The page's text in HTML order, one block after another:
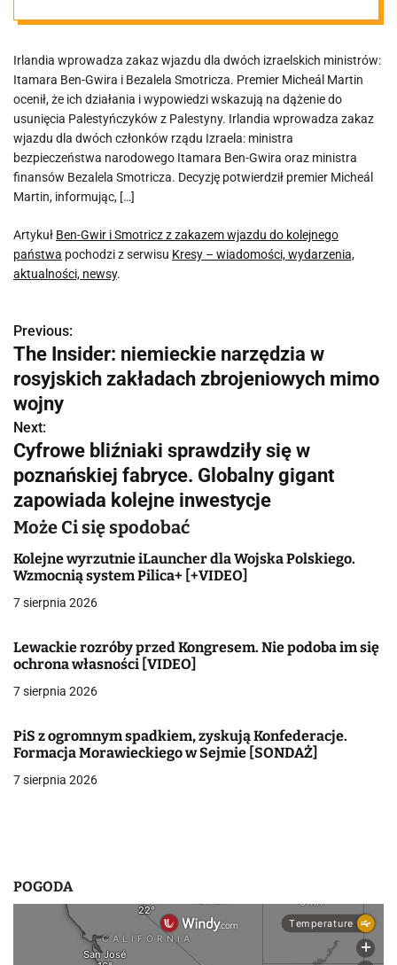
kolejnego
państwa
Irlandia wprowadza zakaz wjazdu dla dwóch izraelskich ministrów:
Itamara Ben-Gwira i Bezalela Smotricza. Premier Micheál Martin
ocenił, że ich działania i wypowiedzi wskazują na dążenie do
usunięcia Palestyńczyków z Palestyny. Irlandia wprowadza zakaz
wjazdu dla dwóch członków rządu Izraela: ministra
bezpieczeństwa narodowego Itamara Ben-Gwira oraz ministra
finansów Bezalela Smotricza. Decyzję potwierdził premier Micheál
Martin, informując, […]
Artykuł Ben-Gwir i Smotricz z zakazem wjazdu do kolejnego
państwa pochodzi z serwisu Kresy – wiadomości, wydarzenia,
aktualności, newsy.
N
a
w
i
g
a
c
j
a
w
p
s
u
Previous:
The Insider: niemieckie narzędzia w
rosyjskich zakładach zbrojeniowych mimo
wojny
Next:
Cyfrowe bliźniaki sprawdziły się w
poznańskiej fabryce. Globalny gigant
zapowiada kolejne inwestycje
Może Ci się spodobać
Kolejne wyrzutnie iLauncher dla Wojska Polskiego.
Wzmocnią system Pilica+ [+VIDEO]
7 sierpnia 2026
Lewackie rozróby przed Kongresem. Nie podoba im się
ochrona własności [VIDEO]
7 sierpnia 2026
PiS z ogromnym spadkiem, zyskują Konfederacje.
Formacja Morawieckiego w Sejmie [SONDAŻ]
7 sierpnia 2026
POGODA